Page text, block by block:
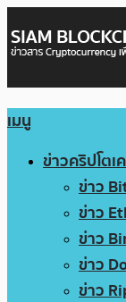
เมนู
ข่าวคริปโตเ
ข่าว
ข่าว
ข่าว
ข่าว
ข่าว